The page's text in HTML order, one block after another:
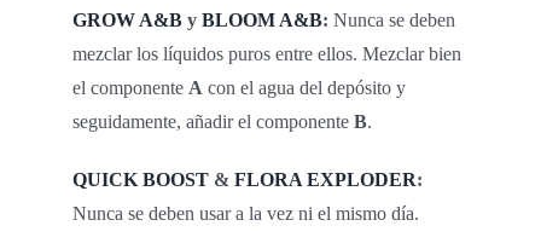
GROW A&By BLOOM A&B: Nunca se deben
mezclar los líquidos puros entre ellos. Mezclar bien
el componente Acon el agua del depósito y
seguidamente, añadir el componente B.
QUICK BOOST& FLORA EXPLODER:
Nunca se deben usar a la vez ni el mismo día.